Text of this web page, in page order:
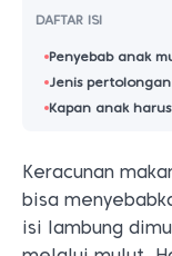
DAFTAR ISI
Penyebab anak
Jenis
Kapan anak
Keracunan
bisa
isi lambung